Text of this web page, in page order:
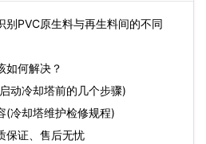
别PVC原生料与再生料间的不同
如何解决？
动冷却塔前的几个步骤)
(冷却塔维护检修规程)
保证、售后无忧